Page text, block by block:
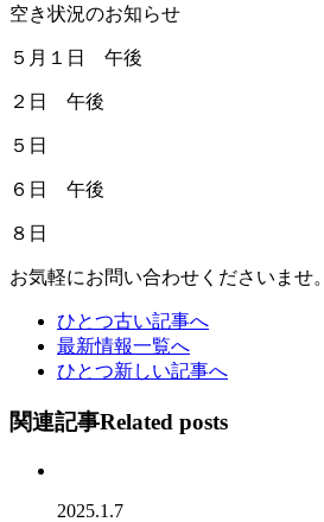
空き状況のお知らせ
５月１日 午後
２日 午後
５日
６日 午後
８日
お気軽にお問い合わせくださいませ。
ひとつ古い記事へ
最新情報一覧へ
ひとつ新しい記事へ
関連記事Related posts
2025.1.7